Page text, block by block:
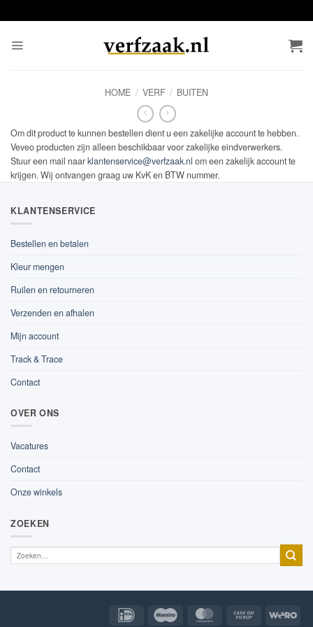
naar
HOME / VERF / BUITEN
Om dit product te kunnen bestellen dient u een zakelijke account te hebben.
Veveo producten zijn alleen beschikbaar voor zakelijke eindverwerkers.
Stuur een mail naarklantenservice@verfzaak.nl om een zakelijk account te
krijgen. Wij ontvangen graag uw KvK en BTW nummer.
KLANTENSERVICE
Bestellen en betalen
Kleur mengen
Ruilen en retourneren
Verzenden en afhalen
Mijn account
Track & Trace
Contact
OVER ONS
Vacatures
Contact
Onze winkels
ZOEKEN
IDeal Maestro MasterCard
Cash